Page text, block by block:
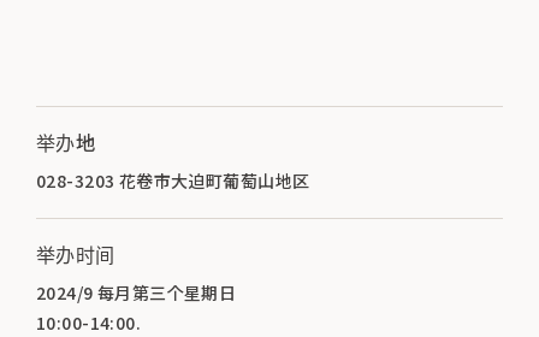
举办地
028-3203 花卷市大迫町葡萄山地区
举办时间
2024/9 每月第三个星期日
10:00-14:00.